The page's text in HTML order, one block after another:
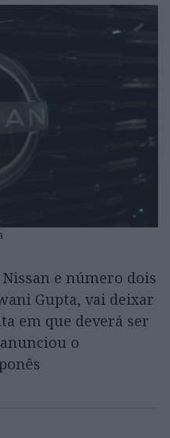
e número dois
Gupta, vai deixar
em que deverá ser
o